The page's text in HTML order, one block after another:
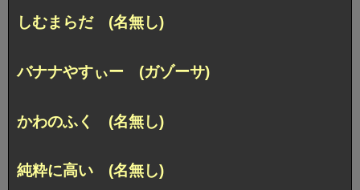
しむまらだ (名無し)
バナナやすぃー (ガゾーサ)
かわのふく (名無し)
純粋に高い (名無し)